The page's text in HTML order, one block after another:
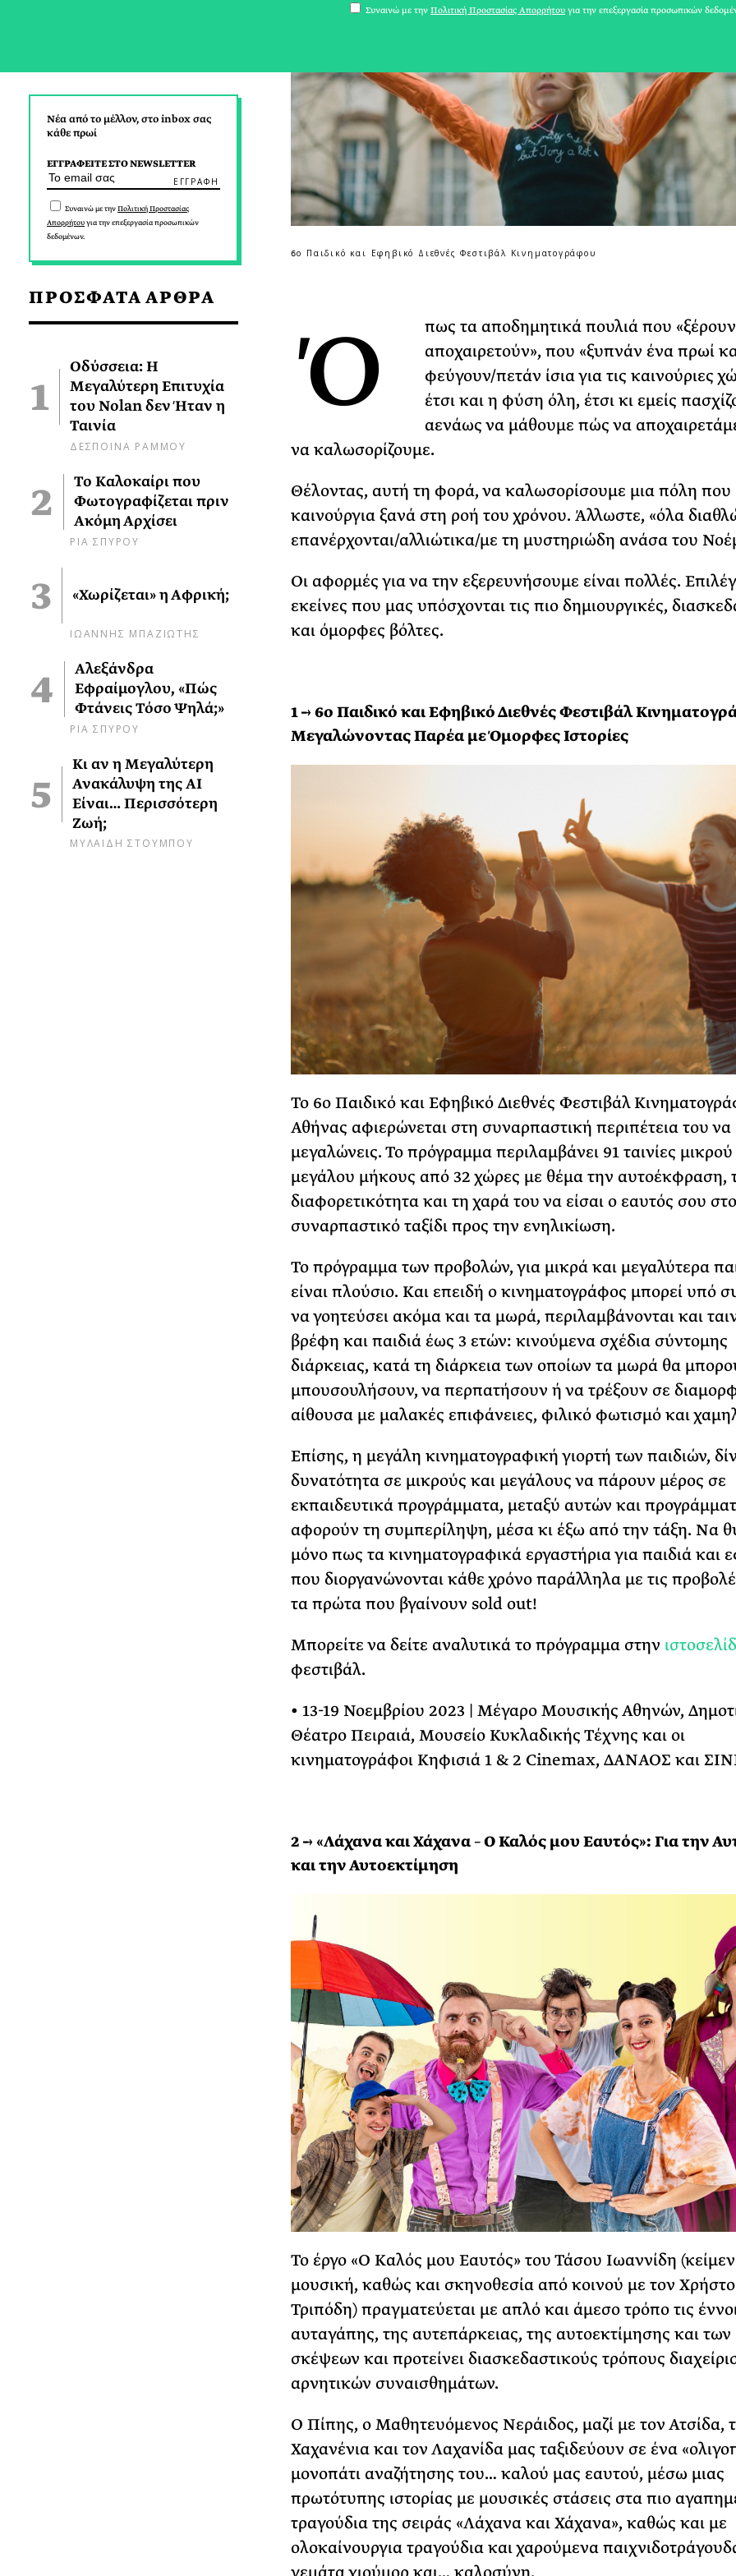
Νέα από το μέλλον, στο inbox σας
κάθε πρωί
ΕΓΓΡΑΦΕΙΤΕ ΣΤΟ NEWSLETTER
Συναινώ με τηνΠολιτική Προστασίας
Απορρήτουγια την επεξεργασία προσωπικών
δεδομένων.
ΠΡΟΣΦΑΤΑ ΑΡΘΡΑ
Οδύσσεια: Η
Μεγαλύτερη Επιτυχία
του Nolan δεν Ήταν η
Ταινία
ΔΕΣΠΟΙΝΑ ΡΑΜΜΟΥ
Το Καλοκαίρι που
Φωτογραφίζεται πριν
Ακόμη Αρχίσει
ΡΙΑ ΣΠΥΡΟΥ
«Χωρίζεται» η Αφρική;
ΙΩΑΝΝΗΣ ΜΠΑΖΙΩΤΗΣ
Αλεξάνδρα
Εφραίμογλου, «Πώς
Φτάνεις Τόσο Ψηλά;»
ΡΙΑ ΣΠΥΡΟΥ
Κι αν η Μεγαλύτερη
Ανακάλυψη της AI
Είναι… Περισσότερη
Ζωή;
ΜΥΛΑΙΔΗ ΣΤΟΥΜΠΟΥ
6ο Παιδικό και Εφηβικό Διεθνές Φεστιβάλ Κινηματογράφου
Ό
πως τα αποδημητικά πουλιά που
αποχαιρετούν», που «ξυπνάν ένα πρωί
φεύγουν/πετάν ίσια για τις καινούριες
έτσι και η φύση όλη, έτσι κι εμείς
αενάως να μάθουμε πώς να
να καλωσορίζουμε.
Θέλοντας, αυτή τη φορά, να καλωσορίσουμε μια πόλη που
καινούργια ξανά στη ροή του χρόνου. Άλλωστε, «όλα
επανέρχονται/αλλιώτικα/με τη μυστηριώδη ανάσα του
Οι αφορμές για να την εξερευνήσουμε είναι πολλές.
εκείνες που μας υπόσχονται τις πιο δημιουργικές,
και όμορφες βόλτες.
1 → 6ο Παιδικό και Εφηβικό Διεθνές Φεστιβάλ
Μεγαλώνοντας Παρέα με Όμορφες Ιστορίες
Το 6ο Παιδικό και Εφηβικό Διεθνές Φεστιβάλ
Αθήνας αφιερώνεται στη συναρπαστική περιπέτεια του να
μεγαλώνεις. Το πρόγραμμα περιλαμβάνει 91 ταινίες μικρού
μεγάλου μήκους από 32 χώρες με θέμα την αυτοέκφραση,
διαφορετικότητα και τη χαρά του να είσαι ο εαυτός σου στο
συναρπαστικό ταξίδι προς την ενηλικίωση.
Το πρόγραμμα των προβολών, για μικρά και μεγαλύτερα
είναι πλούσιο. Και επειδή ο κινηματογράφος μπορεί υπό
να γοητεύσει ακόμα και τα μωρά, περιλαμβάνονται και
βρέφη και παιδιά έως 3 ετών: κινούμενα σχέδια σύντομης
διάρκειας, κατά τη διάρκεια των οποίων τα μωρά θα
μπουσουλήσουν, να περπατήσουν ή να τρέξουν σε
αίθουσα με μαλακές επιφάνειες, φιλικό φωτισμό και
Επίσης, η μεγάλη κινηματογραφική γιορτή των παιδιών,
δυνατότητα σε μικρούς και μεγάλους να πάρουν μέρος σε
εκπαιδευτικά προγράμματα, μεταξύ αυτών και
αφορούν τη συμπερίληψη, μέσα κι έξω από την τάξη. Να
μόνο πως τα κινηματογραφικά εργαστήρια για παιδιά και
που διοργανώνονται κάθε χρόνο παράλληλα με τις
τα πρώτα που βγαίνουν sold out!
Μπορείτε να δείτε αναλυτικά το πρόγραμμα στην
φεστιβάλ.
• 13-19 Νοεμβρίου 2023 | Μέγαρο Μουσικής Αθηνών,
Θέατρο Πειραιά, Μουσείο Κυκλαδικής Τέχνης και οι
κινηματογράφοι Κηφισιά 1 & 2 Cinemax, ΔΑΝΑΟΣ και
2 → «Λάχανα και Χάχανα – Ο Καλός μου Εαυτός»: Για την
και την Αυτοεκτίμηση
Το έργο «Ο Καλός μου Εαυτός» του Τάσου Ιωαννίδη
μουσική, καθώς και σκηνοθεσία από κοινού με τον Χρήστο
Τριπόδη) πραγματεύεται με απλό και άμεσο τρόπο τις
αυταγάπης, της αυτεπάρκειας, της αυτοεκτίμησης και των
σκέψεων και προτείνει διασκεδαστικούς τρόπους
αρνητικών συναισθημάτων.
Ο Πίπης, ο Μαθητευόμενος Νεράιδος, μαζί με τον Ατσίδα,
Χαχανένια και τον Λαχανίδα μας ταξιδεύουν σε ένα
μονοπάτι αναζήτησης του… καλού μας εαυτού, μέσω μιας
πρωτότυπης ιστορίας με μουσικές στάσεις στα πιο
τραγούδια της σειράς «Λάχανα και Χάχανα», καθώς και με
ολοκαίνουργια τραγούδια και χαρούμενα
Το Καλοκαίρι
Ακόμη Αρχίσει
Συναινώ με την Πολιτική Προστασίας Απορρήτου για την επεξεργασία προσωπικών